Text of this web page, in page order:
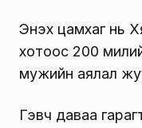
Энэхүү цамхаг
хотоос 200
мужийн аялал
Гэвч даваа